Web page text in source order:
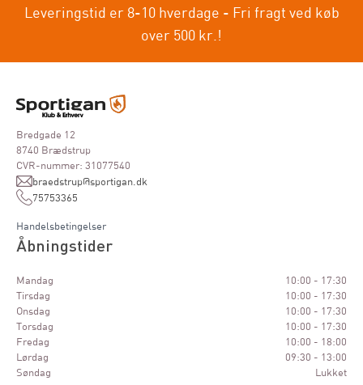
Leveringstid er 8-10 hverdage - Fri fragt ved køb
over 500 kr.!
Bredgade 12
8740 Brædstrup
CVR-nummer: 31077540
braedstrup@sportigan.dk
75753365
Handelsbetingelser
Åbningstider
Mandag
10:00 - 17:30
Tirsdag
10:00 - 17:30
Onsdag
10:00 - 17:30
Torsdag
10:00 - 17:30
Fredag
10:00 - 18:00
Lørdag
09:30 - 13:00
Søndag
Lukket